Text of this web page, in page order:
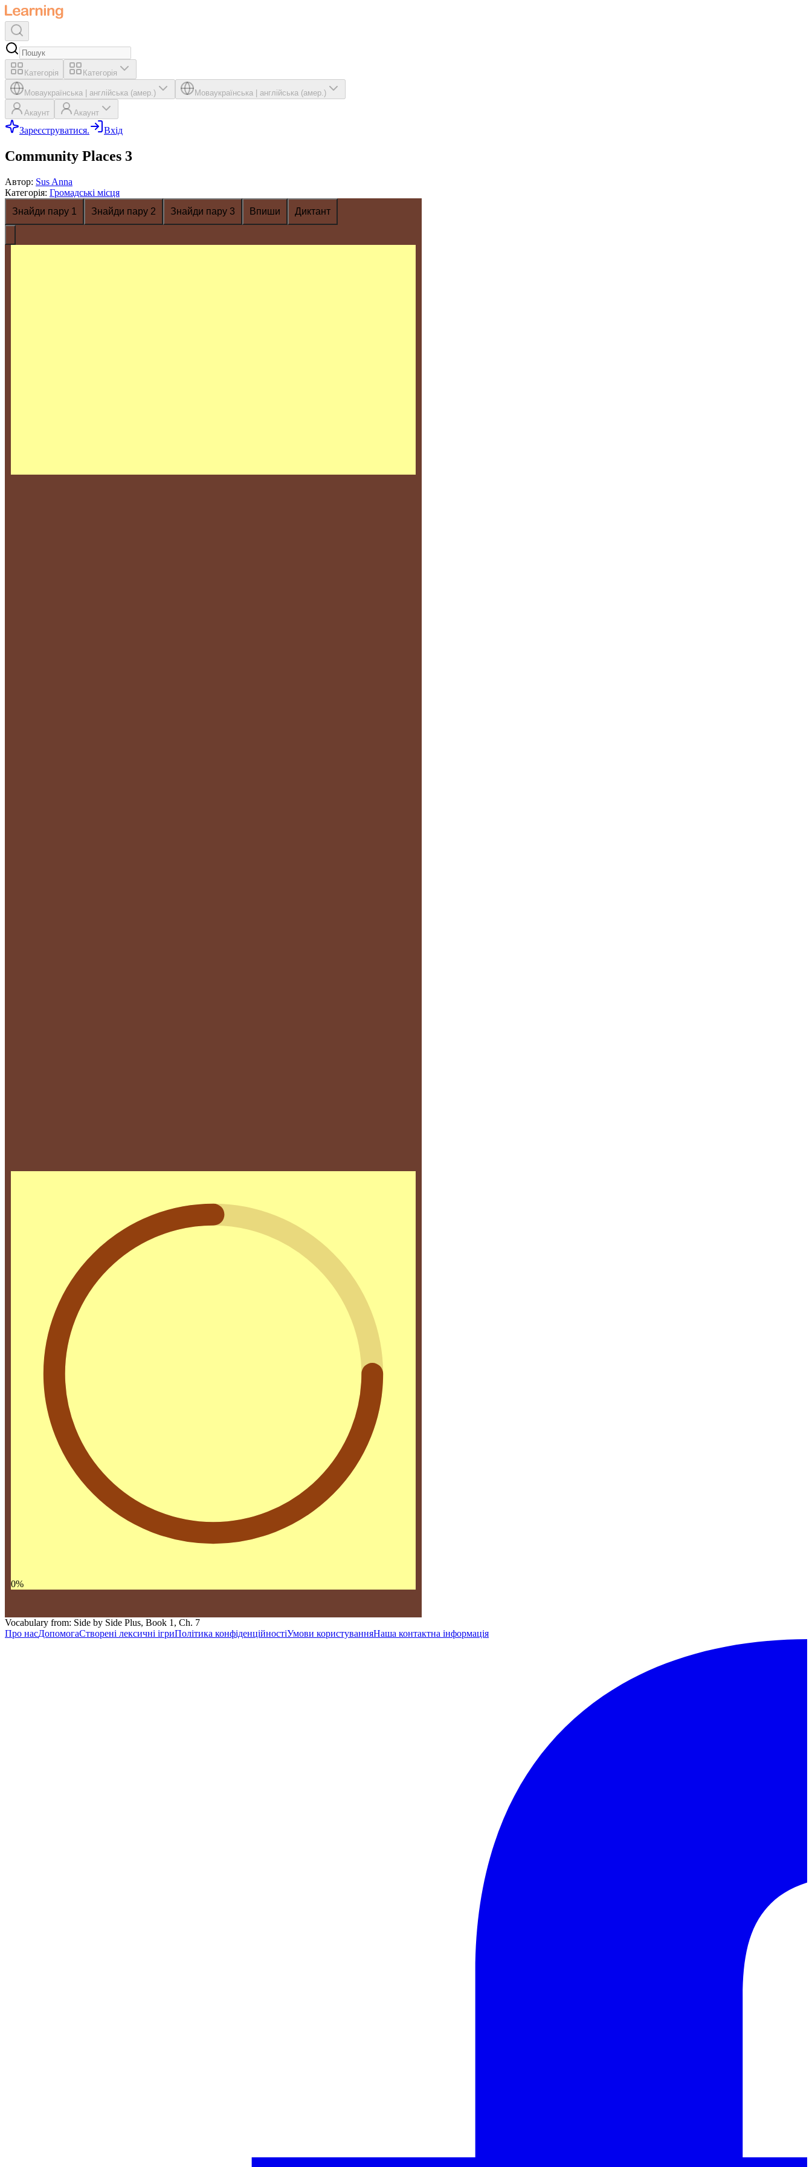
Категорія Категорія
Моваукраїнська англійська (амер.) Моваукраїнська англійська (амер.)
Акаунт Акаунт
Зареєструватися. Вхід
Community Places 3
Автор: Sus Anna
Категорія: Громадські місця
Знайди пару 1
Знайди пару 2 Знайди пару 3 Впиши Диктант
0%
Vocabulary from: Side by Side Plus, Book 1, Ch. 7
Про насДопомогаСтворені лексичні ігриПолітика конфіденційностіУмови користуванняНаша контактна інформація